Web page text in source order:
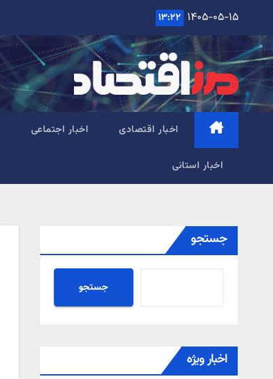
content
۱۴۰۵-۰۵-۱۵ ۱۳:۲۲
اخبار اقتصادی اخبار اجتماعی
اخبار استانی
جستجو
جستجو
اخبار ویژه